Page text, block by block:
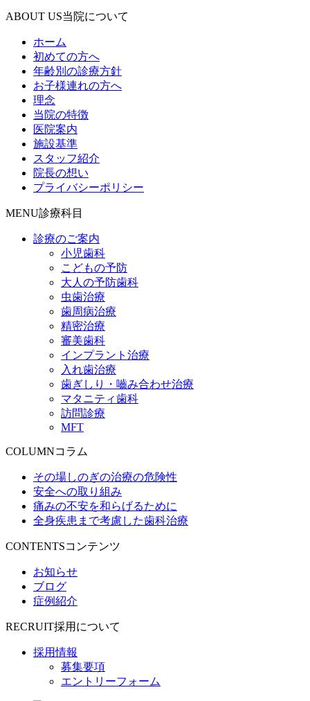
ABOUT US当院について
ホーム
初めての方へ
年齢別の診療方針
お子様連れの方へ
理念
当院の特徴
医院案内
施設基準
スタッフ紹介
院長の想い
プライバシーポリシー
MENU診療科目
診療のご案内
小児歯科
こどもの予防
大人の予防歯科
虫歯治療
歯周病治療
精密治療
審美歯科
インプラント治療
入れ歯治療
歯ぎしり・嚙み合わせ治療
マタニティ歯科
訪問診療
MFT
COLUMNコラム
その場しのぎの治療の危険性
安全への取り組み
痛みの不安を和らげるために
全身疾患まで考慮した歯科治療
CONTENTSコンテンツ
お知らせ
ブログ
症例紹介
RECRUIT採用について
採用情報
募集要項
エントリーフォーム